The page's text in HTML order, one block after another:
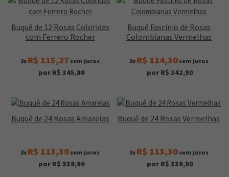
Buquê de 12 Rosas Coloridas
com Ferrero Rocher
3x R$ 115,27 sem juros
por R$ 345,80
Buquê Fascínio de Rosas
Colombianas Vermelhas
3x R$ 114,30sem juros
por R$ 342,90
Buquê de 24 Rosas Amarelas
3x R$ 113,30 sem juros
por R$ 339,90
Buquê de 24 Rosas Vermelhas
3x R$ 113,30sem juros
por R$ 339,90